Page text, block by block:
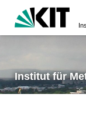
Institut für